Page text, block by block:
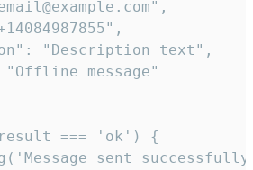
"Description text",
message"
=== 'ok') {
sent